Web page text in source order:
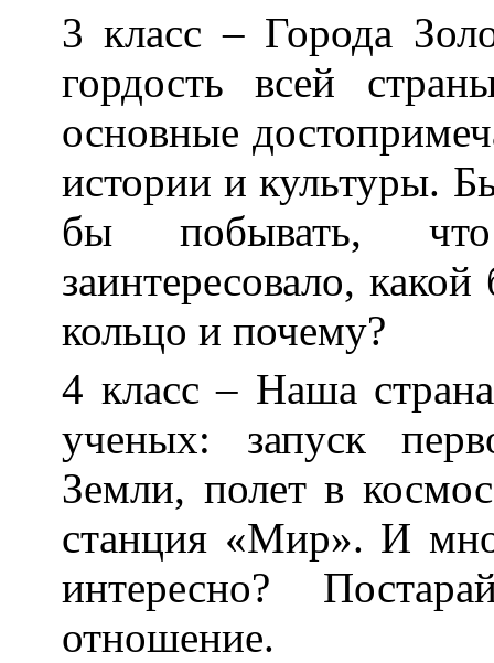
3 класс – Города
гордость всей
основные
истории и культуры.
бы побывать,
заинтересовало,
кольцо и почему?
4 класс – Наша
ученых: запуск
Земли, полет в
станция «Мир». И
интересно?
отношение.